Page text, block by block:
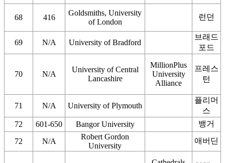
68 416
Goldsmiths, University
of London
런던
69 N/A University of Bradford
브래드
포드
70 N/A
University of Central
Lancashire
MillionPlus
University
Alliance
프레스
턴
71 N/A University of Plymouth
플리머
스
72
601-650 Bangor University 뱅거
72 N/A
Robert Gordon
University
애버딘